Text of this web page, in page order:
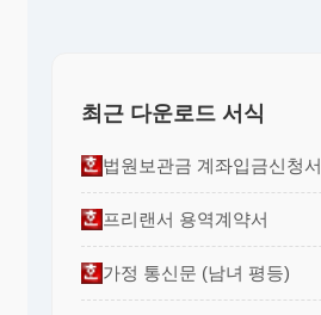
최근 다운로드 서식
법원보관금 계좌입금신청서
프리랜서 용역계약서
가정 통신문 (남녀 평등)